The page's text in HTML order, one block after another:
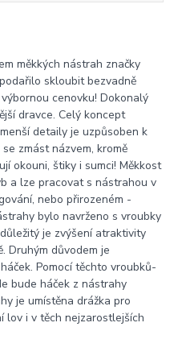
měkkých nástrah značky
skloubit bezvadně
cenovku! Dokonalý
dravce. Celý koncept
detaily je uzpůsoben k
zmást názvem, kromě
okouni, štiky i sumci! Měkkost
a lze pracovat s nástrahou v
nebo přirozeném -
bylo navrženo s vroubky
je zvýšení atraktivity
Druhým důvodem je
Pomocí těchto vroubků-
bude háček z nástrahy
je umístěna drážka pro
lov i v těch nejzarostlejších